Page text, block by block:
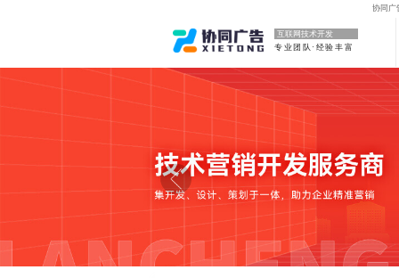
协同广
互联网技术开发
专业团队·经验丰富